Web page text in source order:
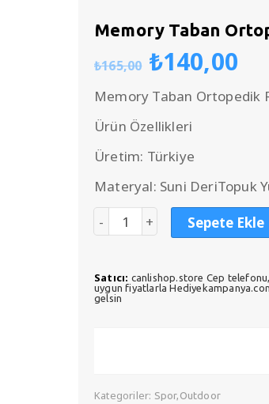
Memory Taban
₺165,00 Orijinal
fiyat:
₺165,00.
₺140,00
Memory Taban Ortopedik
Ürün Özellikleri
Üretim: Türkiye
Materyal: Suni DeriTopuk
Sepete Ekle
Satıcı: canlishop.store Cep
uygun fiyatlarla
gelsin
Kategoriler: Spor,Outdoor